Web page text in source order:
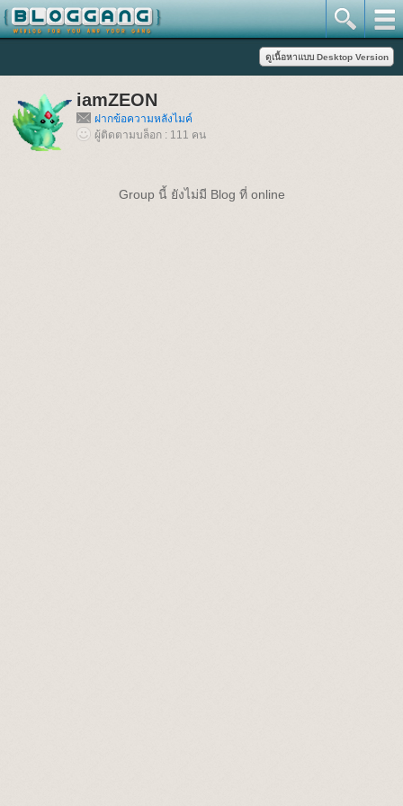
iamZEON
ฝากข้อความหลังไมค์
ผู้ติดตามบล็อก : 111 คน
Group นี้ ยังไม่มี Blog ที่ online